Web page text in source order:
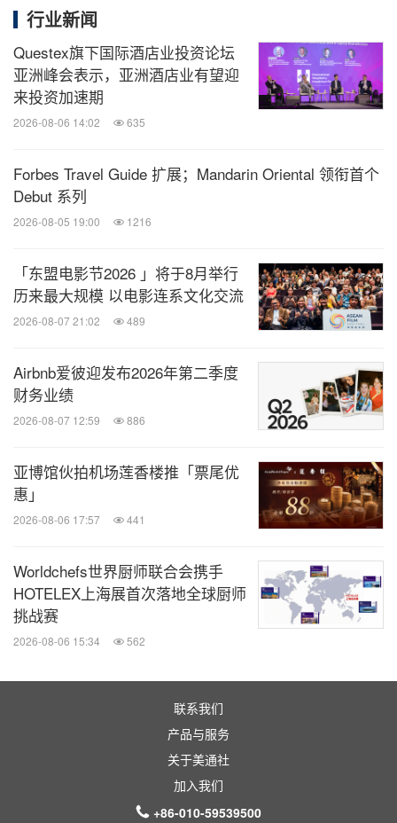
业」运动及户外产业|大健康产业
三大展馆相应展览板块
上海国际酒店及餐饮业博览会
合|咖啡与茶|冰淇淋设备及原物料|烘焙设备及原物料|
酒类综合|餐饮设计及配套|食品餐饮包装及机械|连锁
浦东·世博展览馆
方式上海秀
国内外旅游目的地|文旅新质生产力|文旅消费|旅游运
营与配套|文博/非遗/文创/IP授权|康养旅游|船艇及船
艇服务|船艇设备及配件|尚品生活|水上运动|路亚钓
鱼|户外运动
上海国际酒店及商业空间、办公及公共空间博览会
陶瓷卫浴|建筑装饰材料|工程设计|照明及智能客控|智
慧酒店|智慧办公|连锁加盟|酒店用品|酒店布草及制
行业新闻
Questex旗下国际酒店业投资论坛
亚洲峰会表示，亚洲酒店业有望迎
来投资加速期
2026-08-06 14:02 635
Forbes Travel Guide 扩展；Mandarin Oriental 领衔首个
Debut 系列
2026-08-05 19:00 1216
「东盟电影节2026 」将于8月举行
历来最大规模 以电影连系文化交流
2026-08-07 21:02 489
Airbnb爱彼迎发布2026年第二季度
财务业绩
2026-08-07 12:59 886
亚博馆伙拍机场莲香楼推「票尾优
惠」
2026-08-06 17:57 441
Worldchefs世界厨师联合会携手
HOTELEX上海展首次落地全球厨师
挑战赛
2026-08-06 15:34 562
联系我们
产品与服务
关于美通社
加入我们
+86-010-59539500